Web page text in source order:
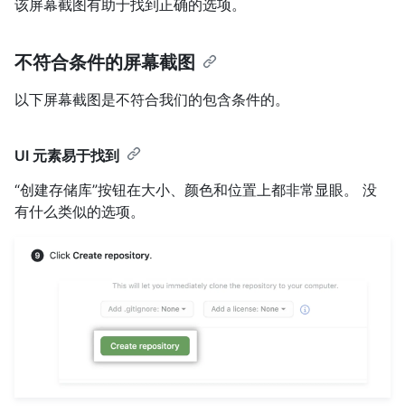
该屏幕截图有助于找到正确的选项。
不符合条件的屏幕截图
以下屏幕截图是不符合我们的包含条件的。
UI 元素易于找到
“创建存储库”按钮在大小、颜色和位置上都非常显眼。 没
有什么类似的选项。